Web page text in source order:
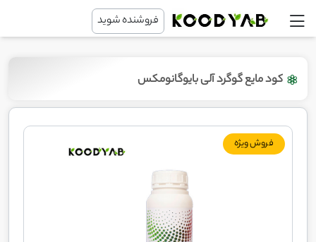
فروشنده شوید
کود مایع گوگرد آلی بایوگانومکس
فروش ویژه